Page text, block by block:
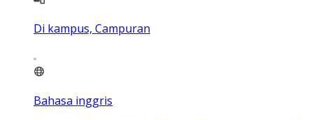
Di kampus, Campuran
Bahasa inggris